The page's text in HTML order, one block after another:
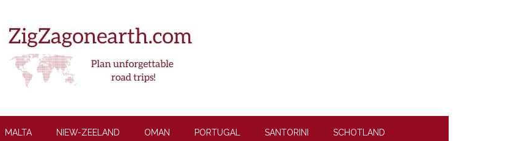
MALTA NIEW-ZEELAND OMAN PORTUGAL SANTORINI SCHOTLAND